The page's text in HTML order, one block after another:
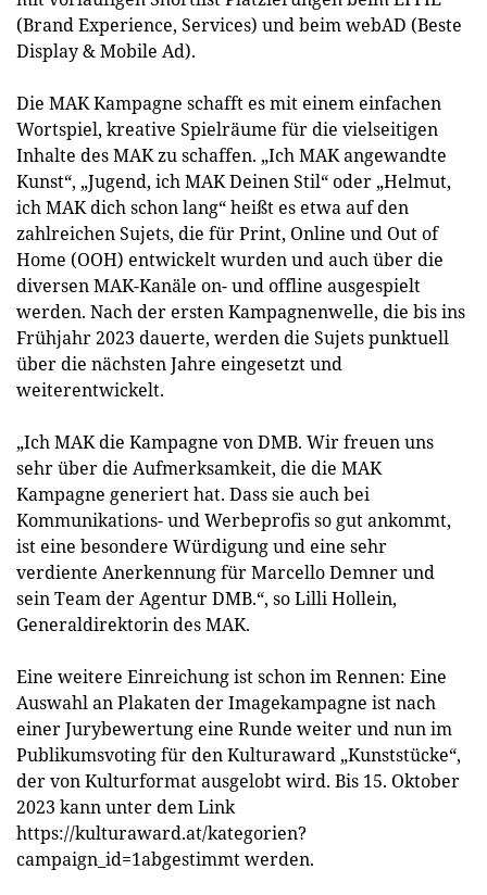
(Brand Experience, Services) und beim webAD (Beste
Display & Mobile Ad).
Die MAK Kampagne schafft es mit einem einfachen
Wortspiel, kreative Spielräume für die vielseitigen
Inhalte des MAK zu schaffen. „Ich MAK angewandte
Kunst“, „Jugend, ich MAK Deinen Stil“ oder „Helmut,
ich MAK dich schon lang“ heißt es etwa auf den
zahlreichen Sujets, die für Print, Online und Out of
Home (OOH) entwickelt wurden und auch über die
diversen MAK-Kanäle on- und offline ausgespielt
werden. Nach der ersten Kampagnenwelle, die bis ins
Frühjahr 2023 dauerte, werden die Sujets punktuell
über die nächsten Jahre eingesetzt und
weiterentwickelt.
„Ich MAK die Kampagne von DMB. Wir freuen uns
sehr über die Aufmerksamkeit, die die MAK
Kampagne generiert hat. Dass sie auch bei
Kommunikations- und Werbeprofis so gut ankommt,
ist eine besondere Würdigung und eine sehr
verdiente Anerkennung für Marcello Demner und
sein Team der Agentur DMB.“, so Lilli Hollein,
Generaldirektorin des MAK.
Eine weitere Einreichung ist schon im Rennen: Eine
Auswahl an Plakaten der Imagekampagne ist nach
einer Jurybewertung eine Runde weiter und nun im
Publikumsvoting für den Kulturaward „Kunststücke“,
der von Kulturformat ausgelobt wird. Bis 15. Oktober
2023 kann unter dem Link
https://kulturaward.at/kategorien?
campaign_id=1abgestimmt werden.